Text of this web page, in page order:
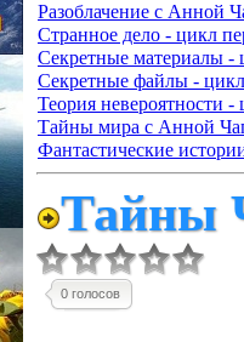
Разоблачение с Анной
Странное дело - цикл
Секретные материалы -
Секретные файлы - цикл
Теория невероятности -
Тайны мира с Анной
Фантастические
Тайны
0 голосов